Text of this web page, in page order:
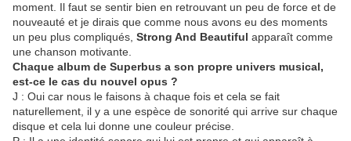
moment. Il faut se sentir bien en retrouvant un peu de force et de
nouveauté et je dirais que comme nous avons eu des moments
un peu plus compliqués, Strong And Beautiful apparaît comme
une chanson motivante.
Chaque album de Superbus a son propre univers musical,
est-ce le cas du nouvel opus ?
J : Oui car nous le faisons à chaque fois et cela se fait
naturellement, il y a une espèce de sonorité qui arrive sur chaque
disque et cela lui donne une couleur précise.